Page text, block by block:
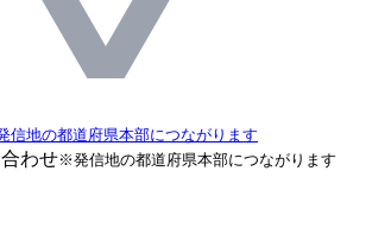
信地の都道府県本部につながります
わせ※発信地の都道府県本部につながります